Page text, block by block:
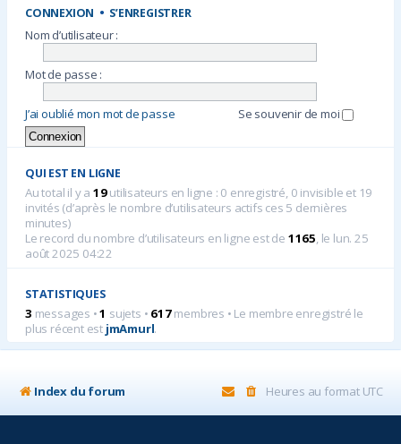
CONNEXION • S’ENREGISTRER
Nom d’utilisateur :
Mot de passe :
J’ai oublié mon mot de passe Se souvenir de moi
QUI EST EN LIGNE
Au total il y a 19utilisateurs en ligne : 0 enregistré, 0 invisible et 19
invités (d’après le nombre d’utilisateurs actifs ces 5 dernières
minutes)
Le record du nombre d’utilisateurs en ligne est de 1165, le lun. 25
août 2025 04:22
STATISTIQUES
3 messages •1 sujets • 617membres • Le membre enregistré le
plus récent est jmAmurl.
Index du forum Heures au format UTC